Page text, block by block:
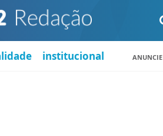
institucional ANUNCIE